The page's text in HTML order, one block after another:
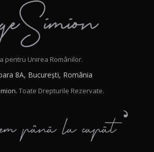
pentru Unirea Românilor.
8A, București, România
Toate Drepturile Rezervate.